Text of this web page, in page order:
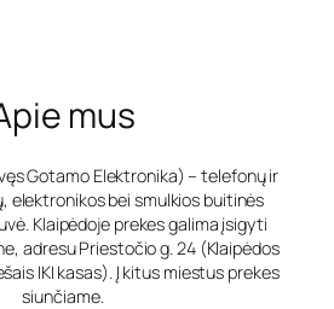
mus
Gotamo Elektronika) – telefonų ir
elektronikos bei smulkios buitinės
Klaipėdoje prekes galima įsigyti
adresu Priestočio g. 24 (Klaipėdos
IKI kasas). Į kitus miestus prekes
siunčiame.